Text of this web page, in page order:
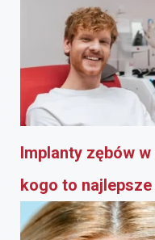
Implanty zębów
kogo to